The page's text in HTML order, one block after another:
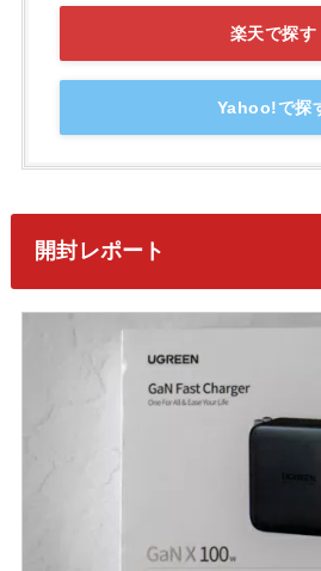
楽天で探す
Yahoo!で探
開封レポート